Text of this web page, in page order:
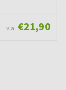
v.a. €21,90